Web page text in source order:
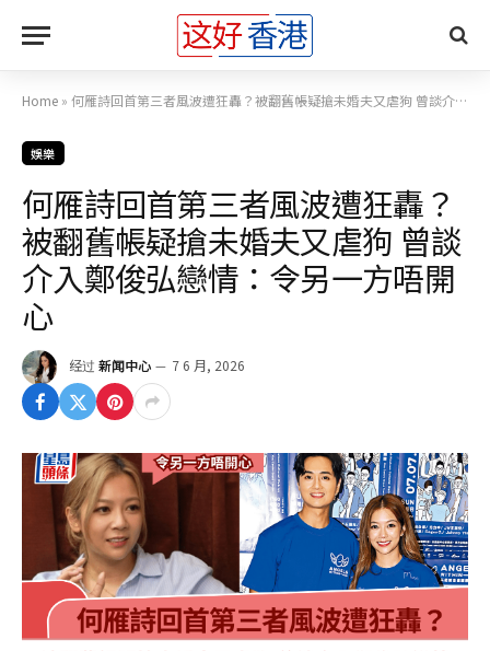
Home » 何雁詩回首第三者風波遭狂轟？被翻舊帳疑搶未婚夫又虐狗 曾談介入鄭俊弘戀情：令另一方唔開心
娛樂
何雁詩回首第三者風波遭狂轟？
被翻舊帳疑搶未婚夫又虐狗 曾談
介入鄭俊弘戀情：令另一方唔開
心
经过 新闻中心 7 6 月, 2026